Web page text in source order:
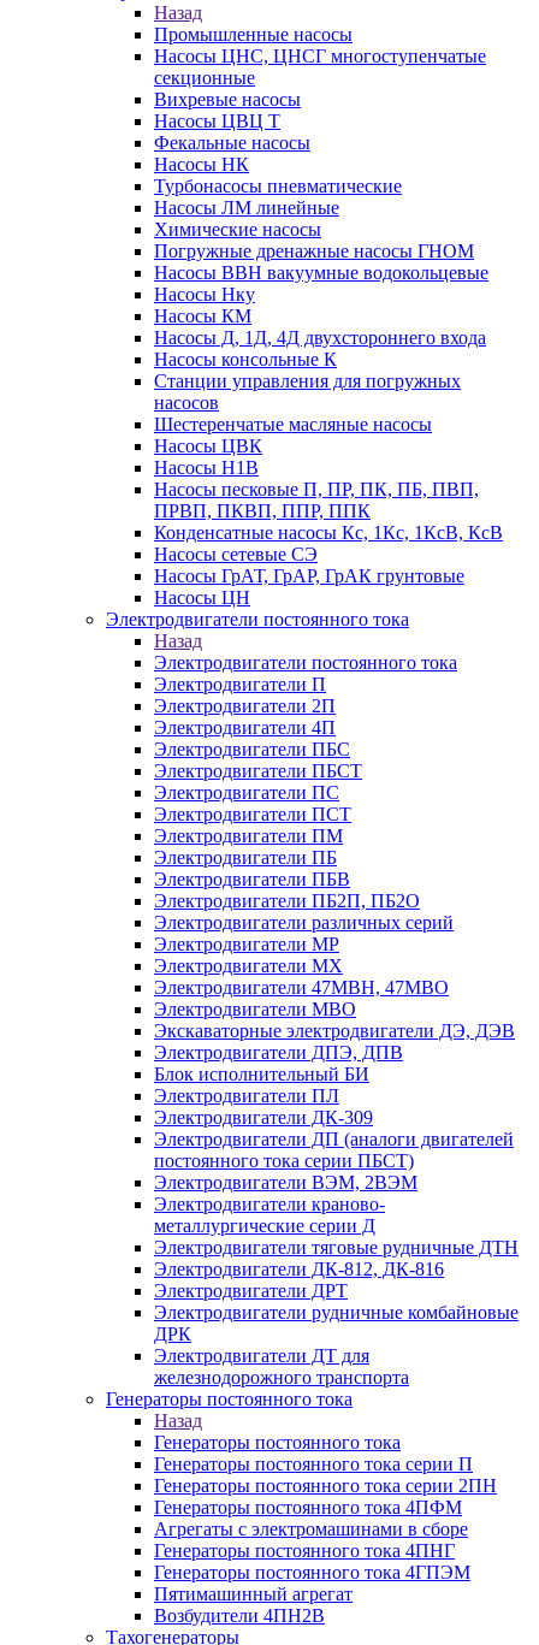
Назад
Промышленные насосы
Насосы ЦНС, ЦНСГ многоступенчатые
секционные
Вихревые насосы
Насосы ЦВЦ Т
Фекальные насосы
Насосы НК
Турбонасосы пневматические
Насосы ЛМ линейные
Химические насосы
Погружные дренажные насосы ГНОМ
Насосы ВВН вакуумные водокольцевые
Насосы Нку
Насосы КМ
Насосы Д, 1Д, 4Д двухстороннего входа
Насосы консольные К
Станции управления для погружных
насосов
Шестеренчатые масляные насосы
Насосы ЦВК
Насосы Н1В
Насосы песковые П, ПР, ПК, ПБ, ПВП,
ПРВП, ПКВП, ППР, ППК
Конденсатные насосы Кс, 1Кс, 1КсВ, КсВ
Насосы сетевые СЭ
Насосы ГрАТ, ГрАР, ГрАК грунтовые
Насосы ЦН
Электродвигатели постоянного тока
Назад
Электродвигатели постоянного тока
Электродвигатели П
Электродвигатели 2П
Электродвигатели 4П
Электродвигатели ПБС
Электродвигатели ПБСТ
Электродвигатели ПС
Электродвигатели ПСТ
Электродвигатели ПМ
Электродвигатели ПБ
Электродвигатели ПБВ
Электродвигатели ПБ2П, ПБ2О
Электродвигатели различных серий
Электродвигатели МР
Электродвигатели MX
Электродвигатели 47MBH, 47МВО
Электродвигатели MBO
Экскаваторные электродвигатели ДЭ, ДЭВ
Электродвигатели ДПЭ, ДПВ
Блок исполнительный БИ
Электродвигатели ПЛ
Электродвигатели ДК-309
Электродвигатели ДП (аналоги двигателей
постоянного тока серии ПБСТ)
Электродвигатели ВЭМ, 2ВЭМ
Электродвигатели краново-
металлургические серии Д
Электродвигатели тяговые рудничные ДТН
Электродвигатели ДК-812, ДК-816
Электродвигатели ДРТ
Электродвигатели рудничные комбайновые
ДРК
Электродвигатели ДТ для
железнодорожного транспорта
Генераторы постоянного тока
Назад
Генераторы постоянного тока
Генераторы постоянного тока серии П
Генераторы постоянного тока серии 2ПН
Генераторы постоянного тока 4ПФМ
Агрегаты с электромашинами в сборе
Генераторы постоянного тока 4ПНГ
Генераторы постоянного тока 4ГПЭМ
Пятимашинный агрегат
Возбудители 4ПН2В
Тахогенераторы